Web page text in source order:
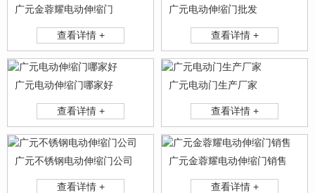
广元金蓉耀电动伸缩门
查看详情 +
广元电动伸缩门批发
查看详情 +
广元电动伸缩门哪家好
查看详情 +
广元电动门生产厂家
查看详情 +
广元不锈钢电动伸缩门公司
查看详情 +
广元金蓉耀电动伸缩门销售
查看详情 +